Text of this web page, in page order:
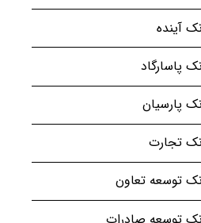
آینده
پاسارگاد
پارسیان
تجارت
توسعه تعاون